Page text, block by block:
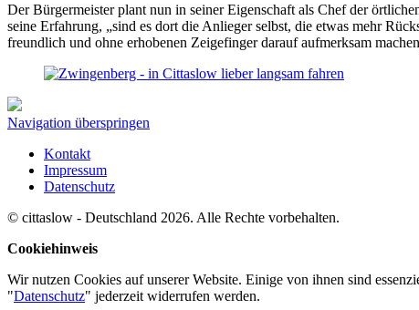
Der Bürgermeister plant nun in seiner Eigenschaft als Chef der
seine Erfahrung, „sind es dort die Anlieger selbst, die etwas mehr
freundlich und ohne erhobenen Zeigefinger darauf aufmerksam
Navigation überspringen
Kontakt
Impressum
Datenschutz
© cittaslow - Deutschland 2026. Alle Rechte vorbehalten.
Cookiehinweis
Wir nutzen Cookies auf unserer Website. Einige von ihnen sind
"Datenschutz" jederzeit widerrufen werden.